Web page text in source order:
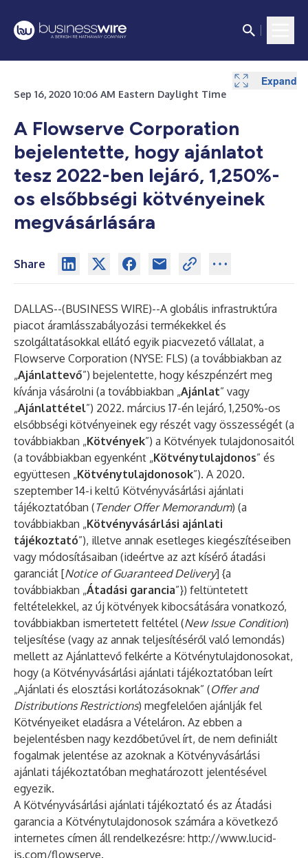
Sep 16, 2020 10:06 AM Eastern Daylight Time
A Flowserve Corporation
bejelentette, hogy ajánlatot
tesz 2022-ben lejáró, 1,250%-
os elsőbbségi kötvényeinek
megvásárlására
Share
DALLAS--(BUSINESS WIRE)--A globális infrastruktúra
piacot áramlásszabályozási termékekkel és
szolgáltatásokkal ellátó egyik piacvezető vállalat, a
Flowserve Corporation (NYSE: FLS) (a továbbiakban az
„Ajánlattevő”) bejelentette, hogy készpénzért meg
kívánja vásárolni (a továbbiakban „Ajánlat” vagy
„Ajánlattétel”) 2022. március 17-én lejáró, 1,250%-os
elsőbbségi kötvényeinek egy részét vagy összességét (a
továbbiakban „Kötvények”) a Kötvények tulajdonosaitól
(a továbbiakban egyenként „Kötvénytulajdonos” és
együttesen „Kötvénytulajdonosok”). A 2020.
szeptember 14-i keltű Kötvényvásárlási ajánlati
tájékoztatóban (Tender Offer Memorandum) (a
továbbiakban „Kötvényvásárlási ajánlati
tájékoztató”), illetve annak esetleges kiegészítéseiben
vagy módosításaiban (ideértve az azt kísérő átadási
garanciát [Notice of Guaranteed Delivery] {a
továbbiakban „Átadási garancia”}) feltüntetett
feltételekkel, az új kötvények kibocsátására vonatkozó,
továbbiakban ismertetett feltétel (New Issue Condition)
teljesítése (vagy az annak teljesítéséről való lemondás)
mellett az Ajánlattevő felkérte a Kötvénytulajdonosokat,
hogy (a Kötvényvásárlási ajánlati tájékoztatóban leírt
„Ajánlati és elosztási korlátozásoknak” (Offer and
Distributions Restrictions) megfelelően ajánlják fel
Kötvényeiket eladásra a Vételáron. Az ebben a
bejelentésben nagy kezdőbetűvel írt, de nem definiált
fogalmak jelentése az azoknak a Kötvényvásárlási
ajánlati tájékoztatóban meghatározott jelentésével
egyezik.
A Kötvényvásárlási ajánlati tájékoztató és az Átadási
garancia a Kötvénytulajdonosok számára a következő
internetes címen áll rendelkezésre: http://www.lucid-
is.com/flowserve.
Expand
Expand